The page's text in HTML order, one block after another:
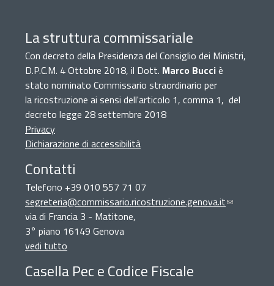
La struttura commissariale
Con decreto della Presidenza del Consiglio dei Ministri,
D.P.C.M. 4 Ottobre 2018, il Dott. Marco Bucciè
stato nominato Commissario straordinario per
la ricostruzione ai sensi dell'articolo 1, comma 1, del
decreto legge 28 settembre 2018
Privacy
Dichiarazione di accessibilità
Contatti
Telefono +39 010 557 71 07
segreteria@commissario.ricostruzione.genova.it(link
via di Francia 3 - Matitone,
3° piano 16149 Genova
vedi tutto
Casella Pec e Codice Fiscale